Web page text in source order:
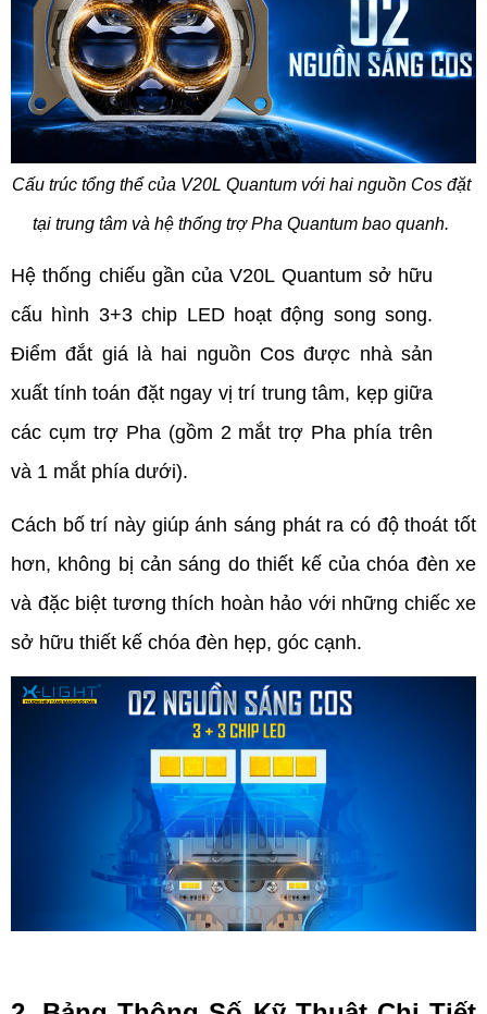
Cấu trúc tổng thể của V20L Quantum với hai nguồn Cos đặt
tại trung tâm và hệ thống trợ Pha Quantum bao quanh.
Hệ thống chiếu gần của V20L Quantum sở hữu
cấu hình 3+3 chip LED hoạt động song song.
Điểm đắt giá là hai nguồn Cos được nhà sản
xuất tính toán đặt ngay vị trí trung tâm, kẹp giữa
các cụm trợ Pha (gồm 2 mắt trợ Pha phía trên
và 1 mắt phía dưới).
Cách bố trí này giúp ánh sáng phát ra có độ thoát tốt
hơn, không bị cản sáng do thiết kế của chóa đèn xe
và đặc biệt tương thích hoàn hảo với những chiếc xe
sở hữu thiết kế chóa đèn hẹp, góc cạnh.